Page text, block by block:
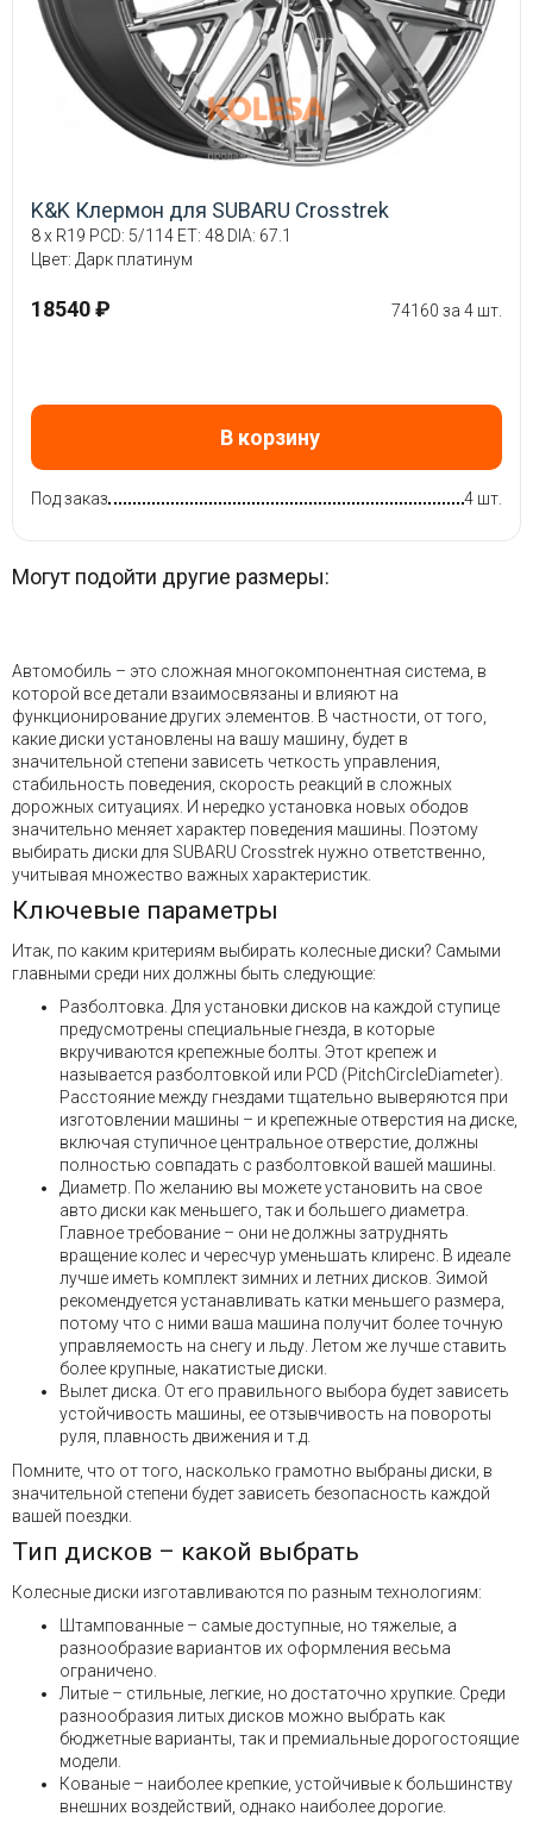
K&K Клермон для SUBARU Crosstrek
8 x R19 PCD: 5/114 ET: 48 DIA: 67.1
Цвет: Дарк платинум
18540 ₽ 74160 за 4 шт.
В корзину
Под заказ 4 шт.
Могут подойти другие размеры:
Автомобиль – это сложная многокомпонентная система, в
которой все детали взаимосвязаны и влияют на
функционирование других элементов. В частности, от того,
какие диски установлены на вашу машину, будет в
значительной степени зависеть четкость управления,
стабильность поведения, скорость реакций в сложных
дорожных ситуациях. И нередко установка новых ободов
значительно меняет характер поведения машины. Поэтому
выбирать диски для SUBARU Crosstrek нужно ответственно,
учитывая множество важных характеристик.
Ключевые параметры
Итак, по каким критериям выбирать колесные диски? Самыми
главными среди них должны быть следующие:
Разболтовка. Для установки дисков на каждой ступице
предусмотрены специальные гнезда, в которые
вкручиваются крепежные болты. Этот крепеж и
называется разболтовкой или PCD (PitchCircleDiameter).
Расстояние между гнездами тщательно выверяются при
изготовлении машины – и крепежные отверстия на диске,
включая ступичное центральное отверстие, должны
полностью совпадать с разболтовкой вашей машины.
Диаметр. По желанию вы можете установить на свое
авто диски как меньшего, так и большего диаметра.
Главное требование – они не должны затруднять
вращение колес и чересчур уменьшать клиренс. В идеале
лучше иметь комплект зимних и летних дисков. Зимой
рекомендуется устанавливать катки меньшего размера,
потому что с ними ваша машина получит более точную
управляемость на снегу и льду. Летом же лучше ставить
более крупные, накатистые диски.
Вылет диска. От его правильного выбора будет зависеть
устойчивость машины, ее отзывчивость на повороты
руля, плавность движения и т.д.
Помните, что от того, насколько грамотно выбраны диски, в
значительной степени будет зависеть безопасность каждой
вашей поездки.
Тип дисков – какой выбрать
Колесные диски изготавливаются по разным технологиям:
Штампованные – самые доступные, но тяжелые, а
разнообразие вариантов их оформления весьма
ограничено.
Литые – стильные, легкие, но достаточно хрупкие. Среди
разнообразия литых дисков можно выбрать как
бюджетные варианты, так и премиальные дорогостоящие
модели.
Кованые – наиболее крепкие, устойчивые к большинству
внешних воздействий, однако наиболее дорогие.